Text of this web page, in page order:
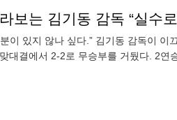
이 있지 않나 싶다.” 김기동 감독이 이
대결에서 2-2로 무승부를 거뒀다. 2연